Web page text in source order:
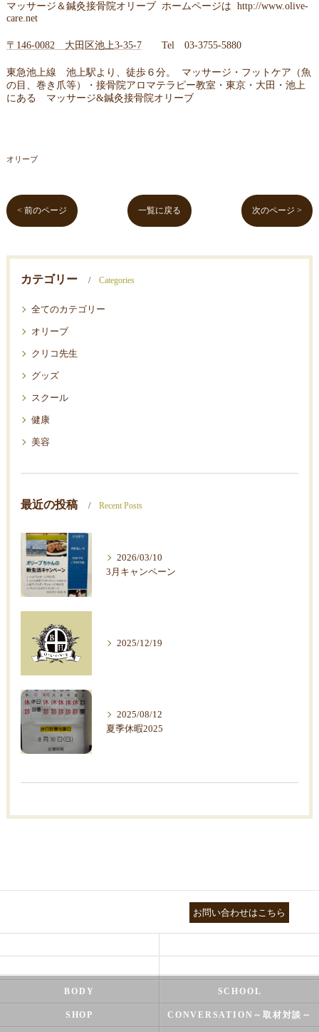
マッサージ＆鍼灸接骨院オリーブ ホームページは http://www.olive-
care.net
〒 146-0082 大田区池上3-35-7Tel 03-3755-5880
東急池上線 池上駅より、徒歩６分。 マッサージ・フットケア（魚
の目、巻き爪等）・接骨院アロマテラピー教室・東京・大田・池上
にある マッサージ&鍼灸接骨院オリーブ
オリーブ
< 前のページ 一覧に戻る 次のページ >
カテゴリー Categories
全てのカテゴリー
オリーブ
クリコ先生
グッズ
スクール
健康
美容
最近の投稿 Recent Posts
2026/03/10
3月キャンペーン
2025/12/19
2025/08/12
夏季休暇2025
お問い合わせはこちら
BODY SCHOOL
SHOP CONVERSATION～取材対談～